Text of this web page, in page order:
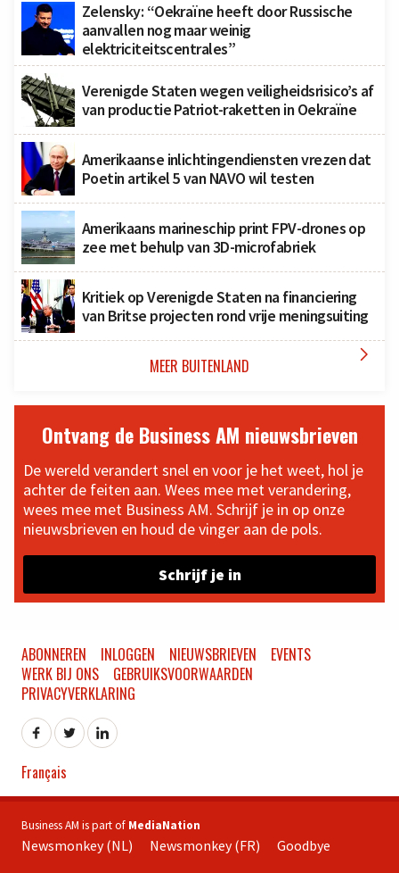
Zelensky: “Oekraïne heeft door Russische
aanvallen nog maar weinig
elektriciteitscentrales”
Verenigde Staten wegen veiligheidsrisico’s af
van productie Patriot-raketten in Oekraïne
Amerikaanse inlichtingendiensten vrezen dat
Poetin artikel 5 van NAVO wil testen
Amerikaans marineschip print FPV-drones op
zee met behulp van 3D-microfabriek
Kritiek op Verenigde Staten na financiering
van Britse projecten rond vrije meningsuiting
MEER BUITENLAND 
Ontvang de Business AM nieuwsbrieven
De wereld verandert snel en voor je het weet, hol je
achter de feiten aan. Wees mee met verandering,
wees mee met Business AM. Schrijf je in op onze
nieuwsbrieven en houd de vinger aan de pols.
Schrijf je in
ABONNEREN INLOGGEN NIEUWSBRIEVEN
EVENTS
WERK BIJ ONS
GEBRUIKSVOORWAARDEN
PRIVACYVERKLARING
Français
Business AM is part of MediaNation
Newsmonkey (NL) Newsmonkey (FR) Goodbye